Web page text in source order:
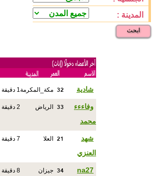
المدينة :
ابحث
شادية 32 مكة_المكرمة1 دقيقة
وفاءءء
محمد
33 الرياض 2 دقيقة
شهد
العنزي
21 العلا 7 دقيقة
na27
34 جيزان 8 دقيقة